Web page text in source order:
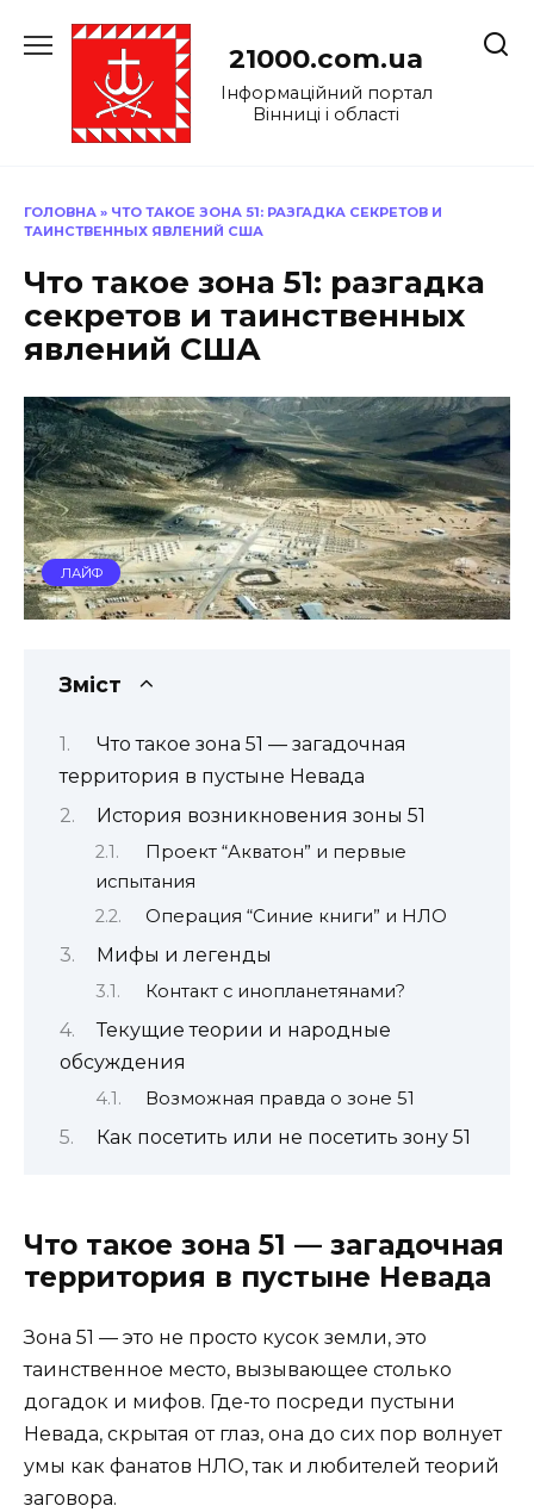
до
21000.com.ua
Інформаційний портал
Вінниці і області
ГОЛОВНА » ЧТО ТАКОЕ ЗОНА 51: РАЗГАДКА СЕКРЕТОВ И
ТАИНСТВЕННЫХ ЯВЛЕНИЙ США
Что такое зона 51: разгадка
секретов и таинственных
явлений США
ЛАЙФ
Зміст
Что такое зона 51 — загадочная
территория в пустыне Невада
История возникновения зоны 51
Проект “Акватон” и первые
испытания
Операция “Синие книги” и НЛО
Мифы и легенды
Контакт с инопланетянами?
Текущие теории и народные
обсуждения
Возможная правда о зоне 51
Как посетить или не посетить зону 51
Что такое зона 51 — загадочная
территория в пустыне Невада
Зона 51 — это не просто кусок земли, это
таинственное место, вызывающее столько
догадок и мифов. Где-то посреди пустыни
Невада, скрытая от глаз, она до сих пор волнует
умы как фанатов НЛО, так и любителей теорий
заговора.